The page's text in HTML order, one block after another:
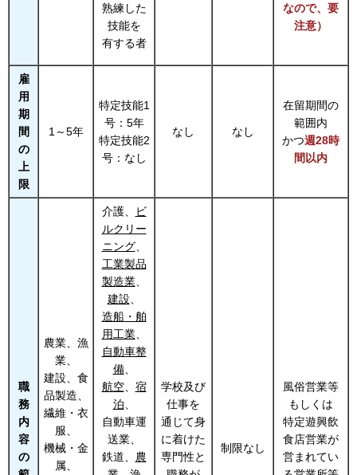
熟練した
技能を
有する者
なので、要
注意）
雇
用
期
間
の
上
限
1～5年
特定技能1
号：5年
特定技能2
号：なし
なし なし
在留期間の
範囲内
かつ週28時
間以内
職
務
内
容
の
農業、漁
業、
建設、食
品製造、
繊維・衣
服、
機械・金
属、
介護、
ビ
ルクリー
ニング、
工業製品
製造業、
建設
造船・舶
用工業、
自動車整
備、
航空、 宿
泊
自動車運
送業、
鉄道、 農
学校及び
仕事を
通じて身
に着けた
専門性と
制限なし
風俗営業等
もしくは
特定遊興飲
食店営業が
営まれてい